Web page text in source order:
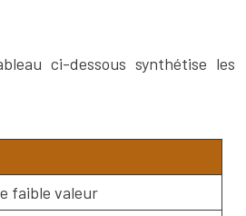
ci-dessous synthétise les
faible valeur